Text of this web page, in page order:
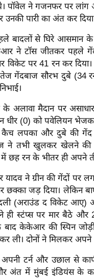
पॉवेल ने गजनफर पर
पारी का अंत कर
बादलों से घिरे आसमान के
ने टॉस जीतकर पहले
विकेट पर 41 रन कर
गेंदबाज सौरभ दुबे (34
के अलावा मैदान पर
धीर (0) को पवेलियन
कैच लपका और दुबे की गेंद
ने तभी खुलकर खेलने की
छह रन के भीतर ही अपने
यादव ने ग्रीन की गेंदों पर
छक्का जड़ दिया। लेकिन
(अराउंड द विकेट
ही स्टंप्स पर मार बैठे
केकेआर की स्पिन
ली। दोनों ने मिलकर अपने
अपनी टर्न और उछाल से
अंत में मुंबई इंडियंस के